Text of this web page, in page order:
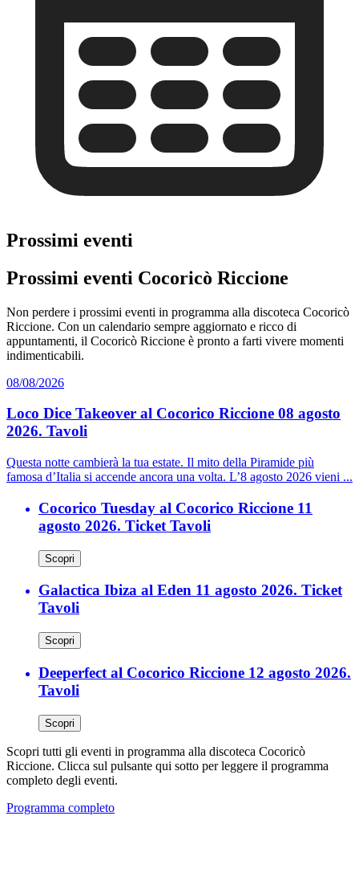
Prossimi eventi
Prossimi eventi Cocoricò Riccione
Non perdere i prossimi eventi in programma alla discoteca Cocoricò
Riccione. Con un calendario sempre aggiornato e ricco di
appuntamenti, il Cocoricò Riccione è pronto a farti vivere momenti
indimenticabili.
08/08/2026
Loco Dice Takeover al Cocorico Riccione 08 agosto
2026. Tavoli
Questa notte cambierà la tua estate. Il mito della Piramide più
famosa d’Italia si accende ancora una volta. L’8 agosto 2026 vieni ...
Cocorico Tuesday al Cocorico Riccione 11
agosto 2026. Ticket Tavoli
Scopri
Galactica Ibiza al Eden 11 agosto 2026. Ticket
Tavoli
Scopri
Deeperfect al Cocorico Riccione 12 agosto 2026.
Tavoli
Scopri
Scopri tutti gli eventi in programma alla discoteca Cocoricò
Riccione. Clicca sul pulsante qui sotto per leggere il programma
completo degli eventi.
Programma completo